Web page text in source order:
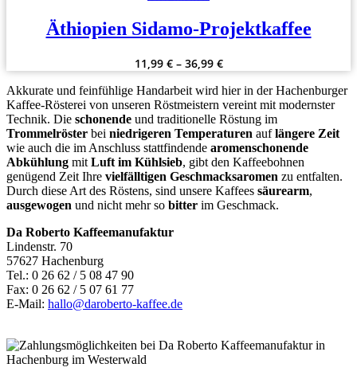
Äthiopien Sidamo-Projektkaffee
11,99 €– 36,99 €
Akkurate und feinfühlige Handarbeit wird hier in der Hachenburger
Kaffee-Rösterei von unseren Röstmeistern vereint mit modernster
Technik. Die schonende und traditionelle Röstung im
Trommelröster bei niedrigeren Temperaturen auflängere Zeit
wie auch die im Anschluss stattfindende aromenschonende
Abkühlung mit Luft im Kühlsieb, gibt den Kaffeebohnen
genügend Zeit Ihre vielfälltigen Geschmacksaromen zu entfalten.
Durch diese Art des Röstens, sind unsere Kaffees säurearm,
ausgewogen und nicht mehr so bitter im Geschmack.
Da Roberto Kaffeemanufaktur
Lindenstr. 70
57627 Hachenburg
Tel.: 0 26 62 / 5 08 47 90
Fax: 0 26 62 / 5 07 61 77
E-Mail: hallo@daroberto-kaffee.de